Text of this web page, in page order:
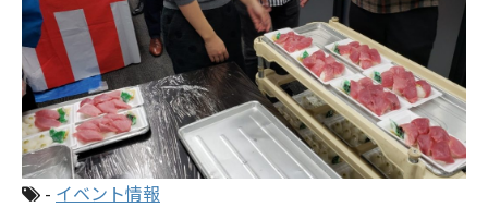
- イベント情報